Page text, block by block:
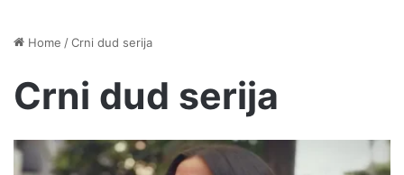
Home /Crni dud serija
Crni dud serija